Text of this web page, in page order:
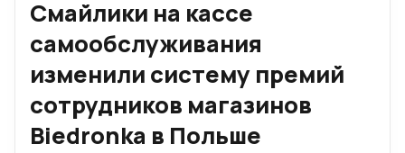
Смайлики на кассе
самообслуживания
изменили систему премий
сотрудников магазинов
Biedronka в Польше